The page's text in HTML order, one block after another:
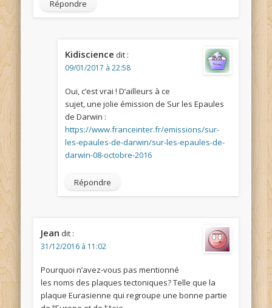
Répondre
Kidiscience dit :
09/01/2017 à 22:58
Oui, c’est vrai ! D’ailleurs à ce
sujet, une jolie émission de Sur les Epaules
de Darwin :
https://www.franceinter.fr/emissions/sur-
les-epaules-de-darwin/sur-les-epaules-de-
darwin-08-octobre-2016
Répondre
Jean dit :
31/12/2016 à 11:02
Pourquoi n’avez-vous pas mentionné
les noms des plaques tectoniques? Telle que la
plaque Eurasienne qui regroupe une bonne partie